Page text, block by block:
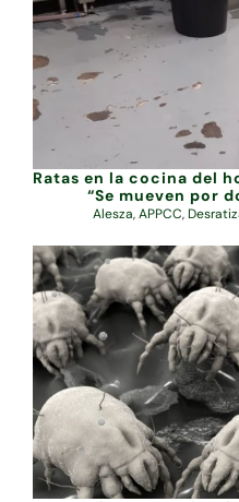
Ratas en la cocina del
“Se mueven por
Alesza,APPCC,